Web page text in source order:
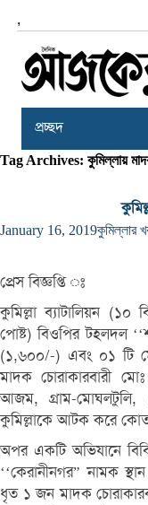
,
প্রচ্ছদ
Tag Archives: কুমিল্লায়
January 16, 2019কুমিল্লার
প্রেস বিজ্ঞপ্তি ঃ
কুমিল্লা ব্যাটালিয়ন (১০
পোষ্ট) বিওপির টহলদল
(১,৬০০/-) এবং ০১ টি
মাদক চোরাকারবারী
আজম, গ্রাম-মোঘলটুলি,
কুমিল্লাকে আটক করে
অপর একটি অভিযানে
‘‘কেরানীনগর” নামক
ধৃত ১ জন মাদক